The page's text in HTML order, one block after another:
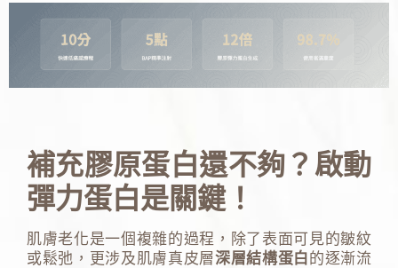
補充膠原蛋白還不夠？啟動
彈力蛋白是關鍵！
肌膚老化是一個複雜的過程，除了表面可見的皺紋
或鬆弛，更涉及肌膚真皮層深層結構蛋白 的逐漸流